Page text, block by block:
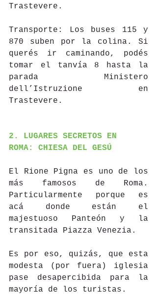
Trastevere.
Transporte: Los buses 115 y
870 suben por la colina. Si
querés ir caminando, podés
tomar el tanvía 8 hasta la
parada Ministero
dell’Istruzione en
Trastevere.
2. LUGARES SECRETOS EN
ROMA: CHIESA DEL GESÚ
El Rione Pigna es uno de los
más famosos de Roma.
Particularmente porque es
acá donde están el
majestuoso Panteón y la
transitada Piazza Venezia.
Es por eso, quizás, que esta
modesta (por fuera) iglesia
pase desapercibida para la
mayoría de los turistas.